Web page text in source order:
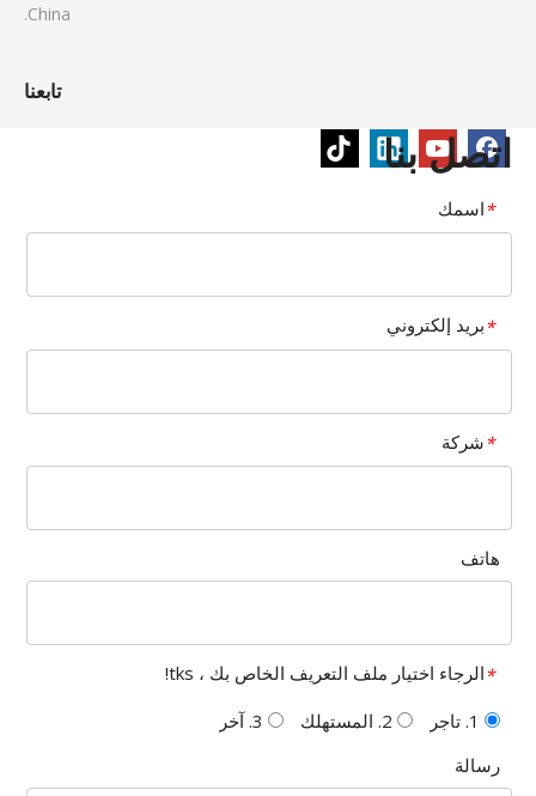
China.
تابعنا
اتصل بنا
*اسمك
*بريد إلكتروني
*شركة
هاتف
*الرجاء اختيار ملف التعريف الخاص بك ، tks!
رسالة